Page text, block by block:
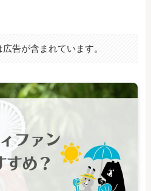
告が含まれています。